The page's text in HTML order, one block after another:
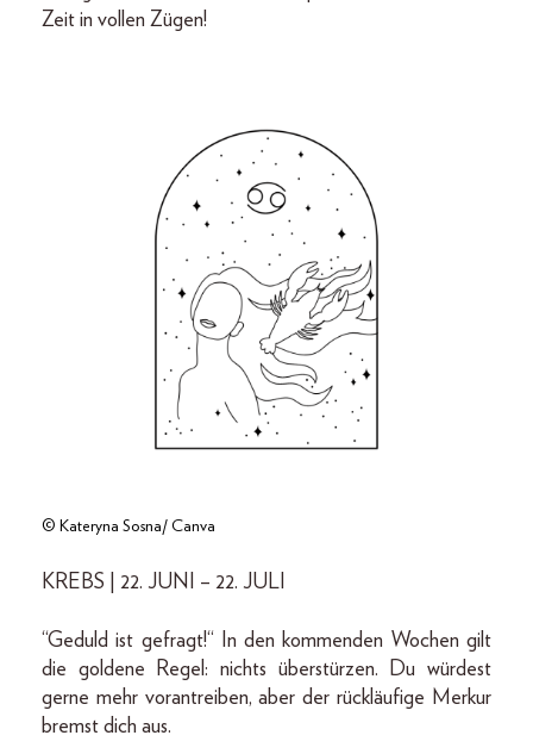
Zeit in vollen Zügen!
© Kateryna Sosna/ Canva
KREBS | 22. JUNI – 22. JULI
“Geduld ist gefragt!“ In den kommenden Wochen gilt
die goldene Regel: nichts überstürzen. Du würdest
gerne mehr vorantreiben, aber der rückläufige Merkur
bremst dich aus.